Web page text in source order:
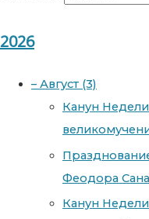
2026
– Август (3)
Канун
Феодора
Канун